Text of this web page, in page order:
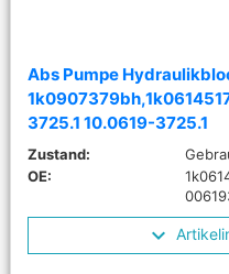
Abs Pumpe
3725.1 10.0619-3725.1
Zustand:
OE: